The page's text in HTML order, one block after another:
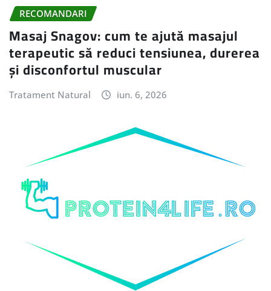
RECOMANDARI
Masaj Snagov: cum te ajută masajul
terapeutic să reduci tensiunea, durerea
și disconfortul muscular
Tratament Natural iun. 6, 2026